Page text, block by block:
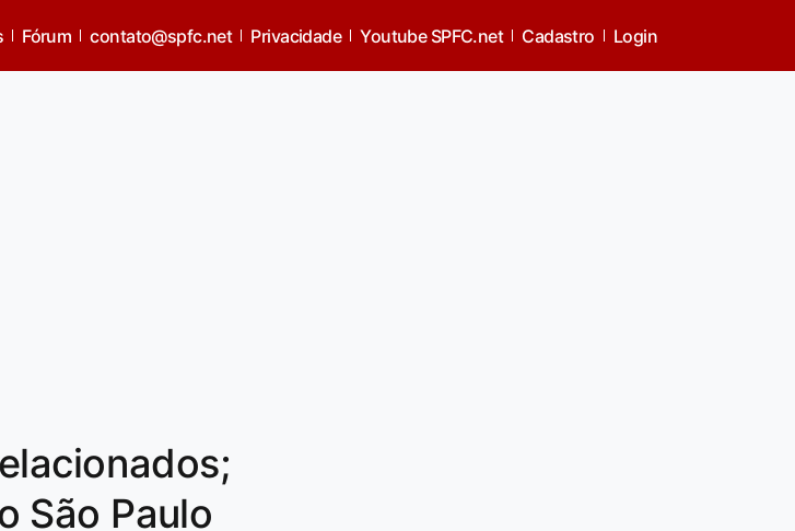
Fórum contato@spfc.net Privacidade Youtube SPFC.net Cadastro Login
São Paulo